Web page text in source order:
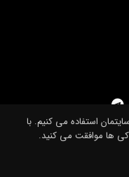
صبا محفوظ است
استفاده می کنیم. با
ها موافقت می کنید.
تکمیل کنید